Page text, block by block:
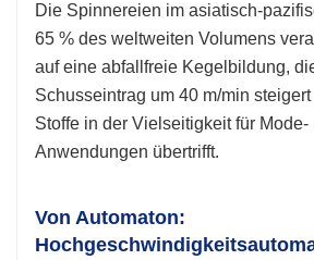
Die Spinnereien im asiatisch-
65 % des weltweiten Volumens
auf eine abfallfreie Kegelbildung,
Schusseintrag um 40 m/min
Stoffe in der Vielseitigkeit für
Anwendungen übertrifft.
Von Automaton: